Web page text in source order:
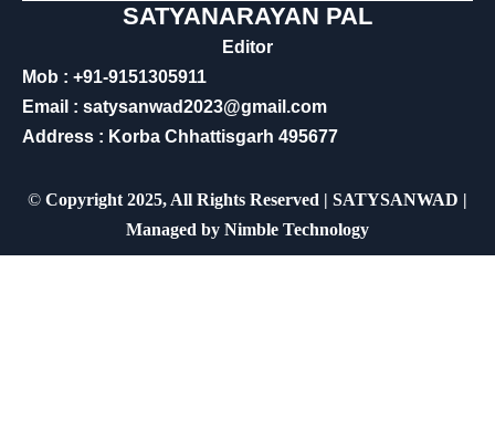
SATYANARAYAN PAL
Editor
Mob : +91-9151305911
Email : satysanwad2023@gmail.com
Address : Korba Chhattisgarh 495677
© Copyright 2025, All Rights Reserved | SATYSANWAD |
Managed by Nimble Technology